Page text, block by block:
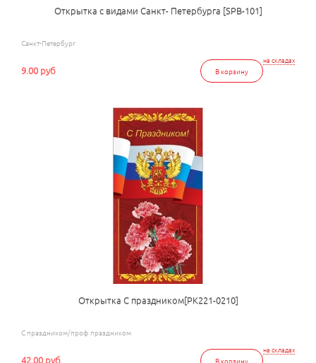
Открытка с видами Санкт- Петербурга [SPB-101]
Санкт-Петербург
на складах
В корзину
9.00 руб
Открытка С праздником[РК221-0210]
С праздником/проф праздником
на складах
В корзину
42.00 руб